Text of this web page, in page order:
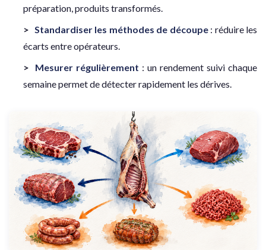
préparation, produits transformés.
Standardiser les méthodes de découpe: réduire les
écarts entre opérateurs.
Mesurer régulièrement : un rendement suivi chaque
semaine permet de détecter rapidement les dérives.